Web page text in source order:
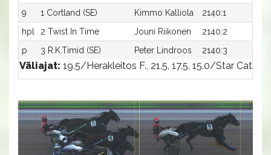
9
1 Cortland (SE) Kimmo Kalliola 2140:1
hpl
2 Twist In Time Jouni Riikonen 2140:2
p
3 R.K.Timid (SE) Peter Lindroos 2140:3
Väliajat: 19.5/Herakleitos F., 21.5, 17.5, 15.0/Star Cat